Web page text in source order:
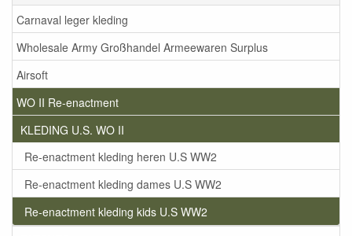
Carnaval leger kleding
Wholesale Army Großhandel Armeewaren Surplus
Airsoft
WO II Re-enactment
KLEDING U.S. WO II
Re-enactment kleding heren U.S WW2
Re-enactment kleding dames U.S WW2
Re-enactment kleding kids U.S WW2